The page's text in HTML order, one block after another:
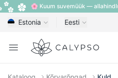
🌸 Kuum suvemüük —
Estonia Eesti
Open menu
Calypso